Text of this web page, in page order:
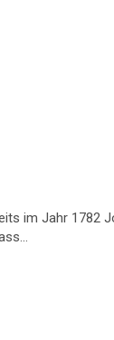
im Jahr 1782